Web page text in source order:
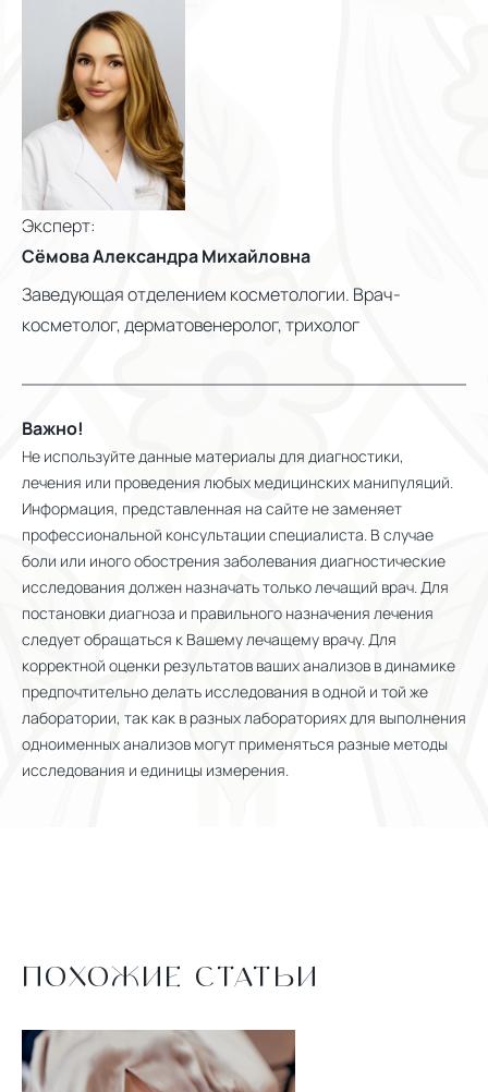
Эксперт:
Сёмова Александра Михайловна
Заведующая отделением косметологии. Врач-
косметолог, дерматовенеролог, трихолог
Важно!
Не используйте данные материалы для диагностики,
лечения или проведения любых медицинских манипуляций.
Информация, представленная на сайте не заменяет
профессиональной консультации специалиста. В случае
боли или иного обострения заболевания диагностические
исследования должен назначать только лечащий врач. Для
постановки диагноза и правильного назначения лечения
следует обращаться к Вашему лечащему врачу. Для
корректной оценки результатов ваших анализов в динамике
предпочтительно делать исследования в одной и той же
лаборатории, так как в разных лабораториях для выполнения
одноименных анализов могут применяться разные методы
исследования и единицы измерения.
ПОХОЖИЕ СТАТЬИ